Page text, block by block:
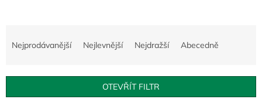
í
Nejprodávanější Nejlevnější Nejdražší Abecedně
OTEVŘÍT FILTR